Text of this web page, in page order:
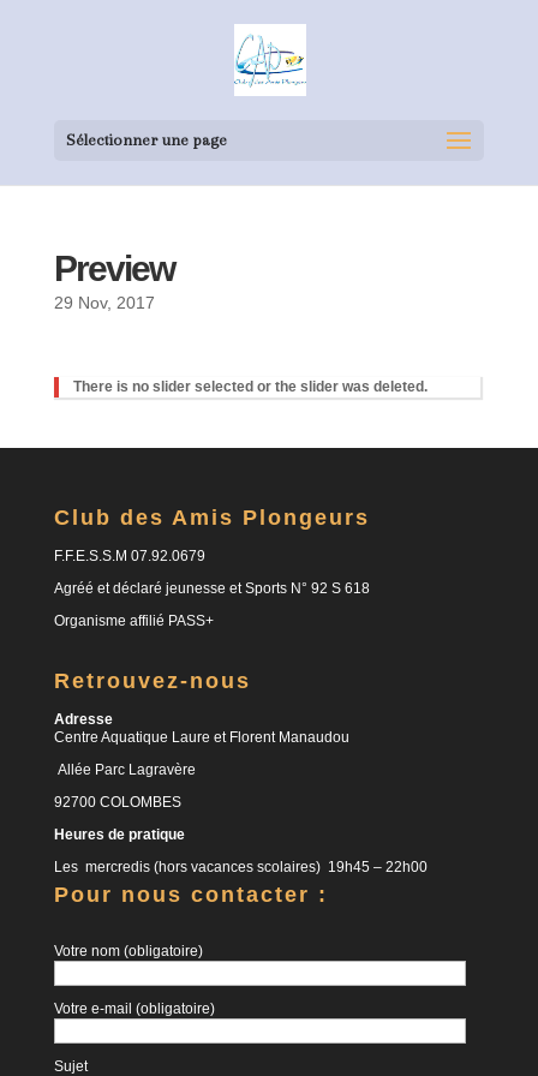
Sélectionner une page
Preview
29 Nov, 2017
There is no slider selected or the slider was deleted.
Club des Amis Plongeurs
F.F.E.S.S.M 07.92.0679
Agréé et déclaré jeunesse et Sports N° 92 S 618
Organisme affilié PASS+
Retrouvez-nous
Adresse
Centre Aquatique Laure et Florent Manaudou
Allée Parc Lagravère
92700 COLOMBES
Heures de pratique
Les mercredis (hors vacances scolaires) 19h45 – 22h00
Pour nous contacter :
Votre nom (obligatoire)
Votre e-mail (obligatoire)
Sujet